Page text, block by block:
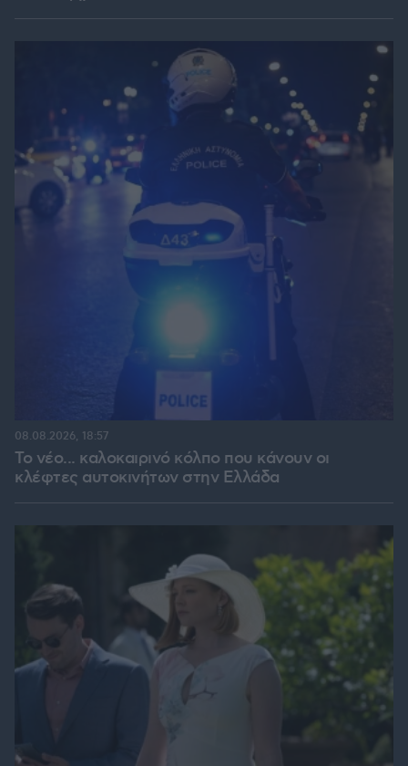
Το νέο... καλοκαιρινό κόλπο που κάνουν οι
κλέφτες αυτοκινήτων στην Ελλάδα
08.08.2026, 18:57